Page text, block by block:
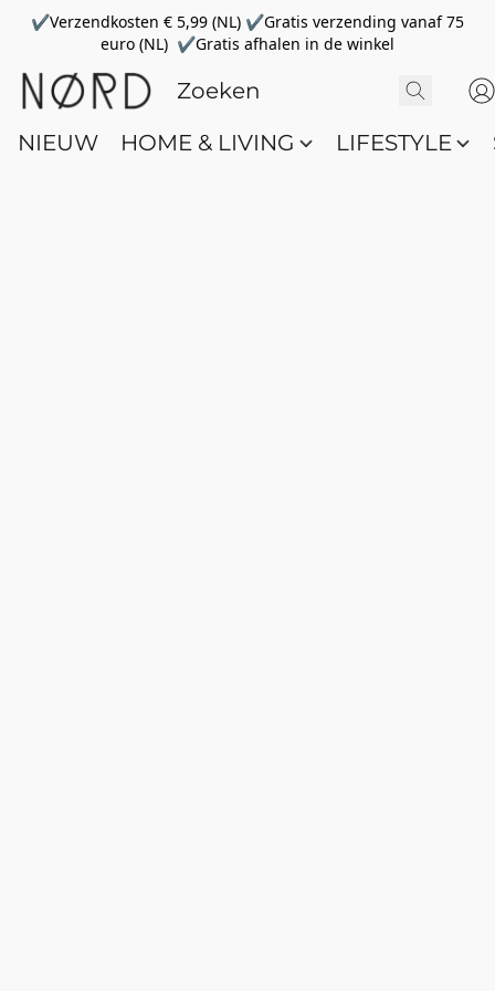
✔Verzendkosten € 5,99 (NL) ✔Gratis verzending vanaf 75
euro (NL) ✔Gratis afhalen in de winkel
NIEUW HOME & LIVING LIFESTYLE